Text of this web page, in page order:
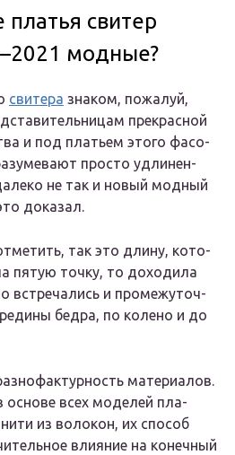
свитер
модные?
сви­те­ра зна­ком, пожа­луй,
пре­крас­ной
и под пла­тьем это­го фасо­
про­сто удли­нен­
не так и новый мод­ный
доказал.
так это дли­ну, кото­
пятую точ­ку, то дохо­ди­ла
встре­ча­лись и про­ме­жу­точ­
бед­ра, по коле­но и до
мате­ри­а­лов.
осно­ве всех моде­лей пла­
из воло­кон, их спо­соб
вли­я­ние на конеч­ный